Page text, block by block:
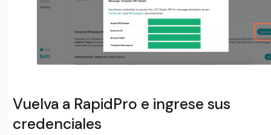
Vuelva a RapidPro e ingrese sus
credenciales